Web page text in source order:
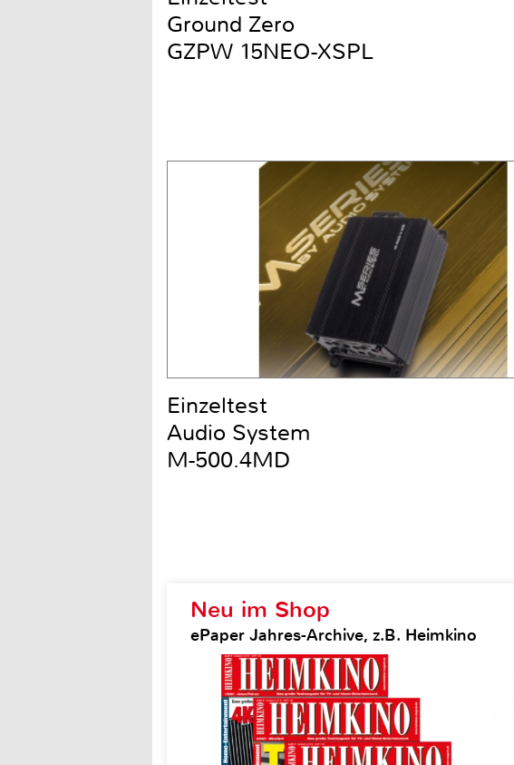
Neu im Shop
ePaper Jahres-Archive, z.B. Heimkino
Ground Zero
GZPW 15NEO-XSPL
Einzeltest
Audio System
M-500.4MD